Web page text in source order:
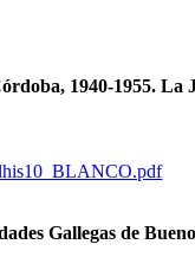
1940-1955.
Gallegas de